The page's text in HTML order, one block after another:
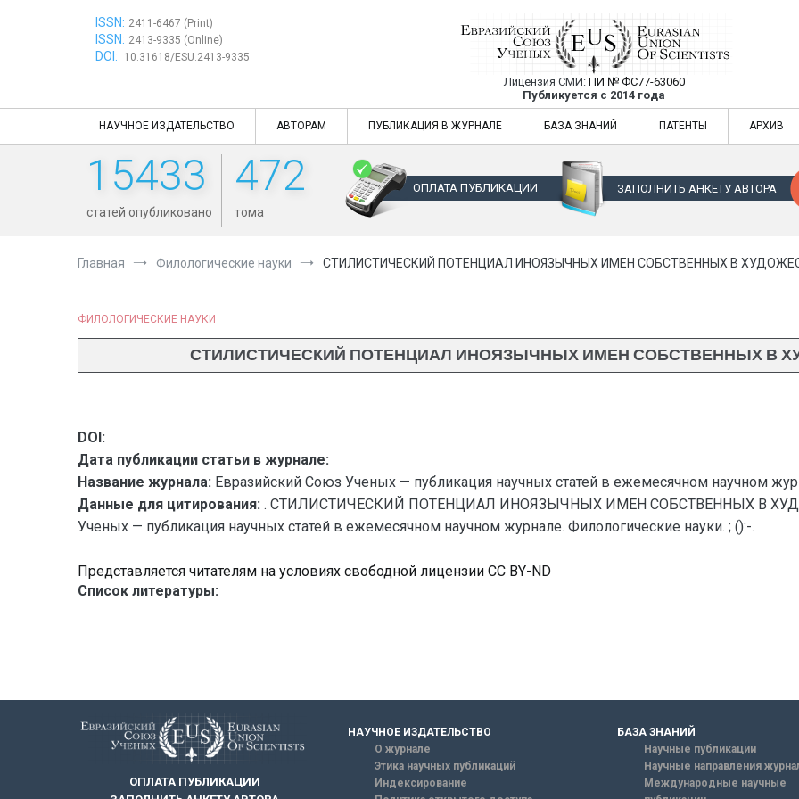
ISSN: 2411-6467 (Print)
ISSN: 2413-9335 (Online)
DOI: 10.31618/ESU.2413-9335
Евразийский Союз Ученых —
Лицензия СМИ: ПИ № ФС77-63060
Публикуется с 2014 года
Евразийский Союз Ученых — публикация научных статей в
НАУЧНОЕ ИЗДАТЕЛЬСТВО АВТОРАМ ПУБЛИКАЦИЯ В ЖУРНАЛЕ БАЗА ЗНАНИЙ ПАТЕНТЫ АРХИВ
15433
статей опубликовано
472
тома
ОПЛАТА ПУБЛИКАЦИИ ЗАПОЛНИТЬ АНКЕТУ АВТОРА
Главная Филологические науки СТИЛИСТИЧЕСКИЙ ПОТЕНЦИАЛ ИНОЯЗЫЧНЫХ ИМЕН СОБСТВЕННЫХ В
ФИЛОЛОГИЧЕСКИЕ НАУКИ
СТИЛИСТИЧЕСКИЙ ПОТЕНЦИАЛ ИНОЯЗЫЧНЫХ ИМЕН СОБСТВЕННЫХ В
DOI:
Дата публикации статьи в журнале:
Название журнала: Евразийский Союз Ученых — публикация научных статей в ежемесячном научном
Данные для цитирования: . СТИЛИСТИЧЕСКИЙ ПОТЕНЦИАЛ ИНОЯЗЫЧНЫХ ИМЕН СОБСТВЕННЫХ В
Ученых — публикация научных статей в ежемесячном научном журнале. Филологические науки. ; ():-.
Представляется читателям на условиях свободной лицензии CC BY-ND
Список литературы:
ОПЛАТА ПУБЛИКАЦИИ
НАУЧНОЕ ИЗДАТЕЛЬСТВО
О журнале
Этика научных публикаций
Индексирование
БАЗА ЗНАНИЙ
Научные публикации
Научные направления
Международные научные